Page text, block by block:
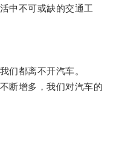
不可或缺的交通工
都离不开汽车。
增多，我们对汽车的